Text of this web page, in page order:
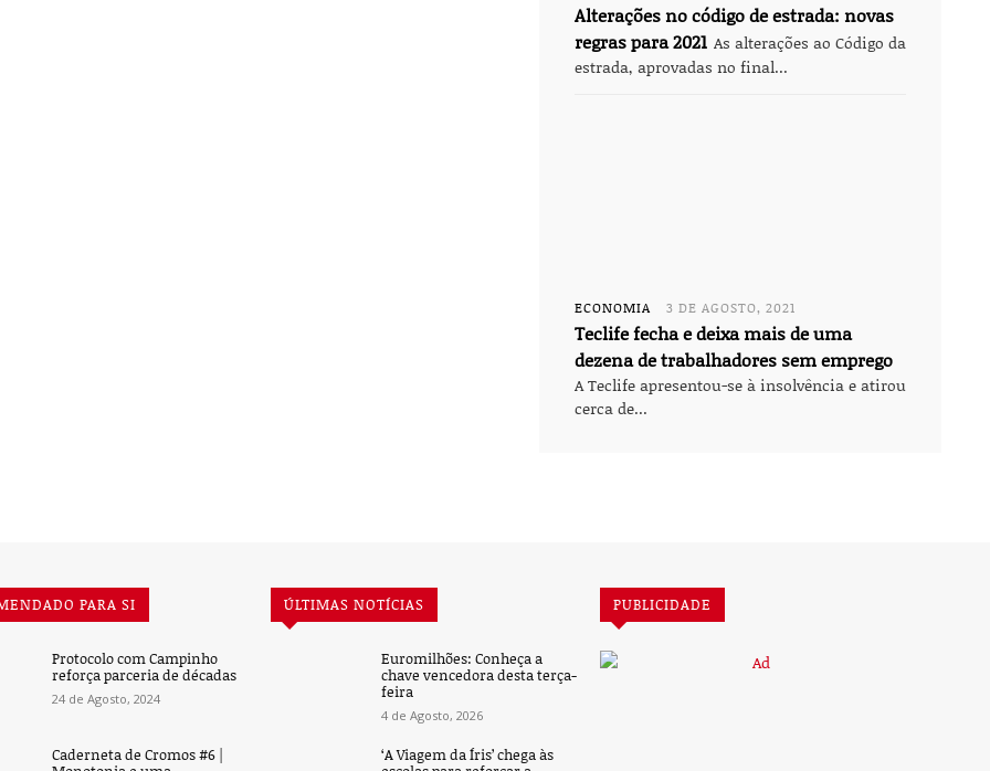
Alterações no código de estrada: novas
regras para 2021 As alterações ao Código da
estrada, aprovadas no final...
ECONOMIA 3 DE AGOSTO, 2021
Teclife fecha e deixa mais de uma
dezena de trabalhadores sem emprego
A Teclife apresentou-se à insolvência e atirou
cerca de...
PARA SI
Protocolo com Campinho
reforça parceria de décadas
24 de Agosto, 2024
Caderneta de Cromos #6 |
ÚLTIMAS NOTÍCIAS
Euromilhões: Conheça a
chave vencedora desta terça-
feira
4 de Agosto, 2026
‘A Viagem da Íris’ chega às
PUBLICIDADE